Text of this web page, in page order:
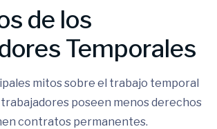
de los
Temporales
mitos sobre el trabajo temporal
poseen menos derechos
contratos permanentes.